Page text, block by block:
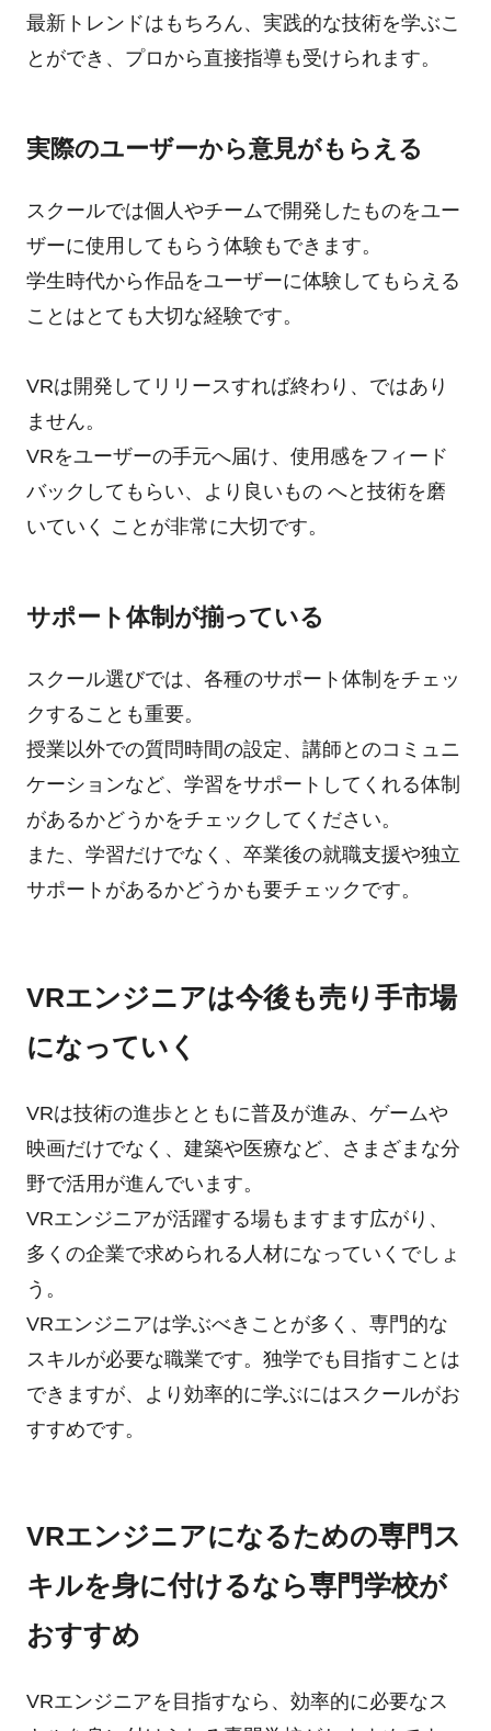
最新トレンドはもちろん、実践的な技術を学ぶこ
とができ、プロから直接指導も受けられます。
実際のユーザーから意見がもらえる
スクールでは個人やチームで開発したものをユー
ザーに使用してもらう体験もできます。
学生時代から作品をユーザーに体験してもらえる
ことはとても大切な経験です。
VRは開発してリリースすれば終わり、ではあり
ません。
VRをユーザーの手元へ届け、使用感をフィード
バックしてもらい、より良いもの へと技術を磨
いていく ことが非常に大切です。
サポート体制が揃っている
スクール選びでは、各種のサポート体制をチェッ
クすることも重要。
授業以外での質問時間の設定、講師とのコミュニ
ケーションなど、学習をサポートしてくれる体制
があるかどうかをチェックしてください。
また、学習だけでなく、卒業後の就職支援や独立
サポートがあるかどうかも要チェックです。
VRエンジニアは今後も売り手市場
になっていく
VRは技術の進歩とともに普及が進み、ゲームや
映画だけでなく、建築や医療など、さまざまな分
野で活用が進んでいます。
VRエンジニアが活躍する場もますます広がり、
多くの企業で求められる人材になっていくでしょ
う。
VRエンジニアは学ぶべきことが多く、専門的な
スキルが必要な職業です。独学でも目指すことは
できますが、より効率的に学ぶにはスクールがお
すすめです。
VRエンジニアになるための専門ス
キルを身に付けるなら専門学校が
おすすめ
VRエンジニアを目指すなら、効率的に必要なス